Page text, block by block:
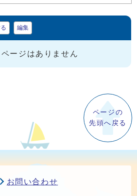
編集
ージはありません
ページの
先頭へ戻る
お問い合わせ